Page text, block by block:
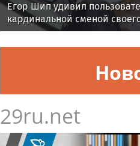
Егор Шип удивил
кардинальной сменой
29ru.net